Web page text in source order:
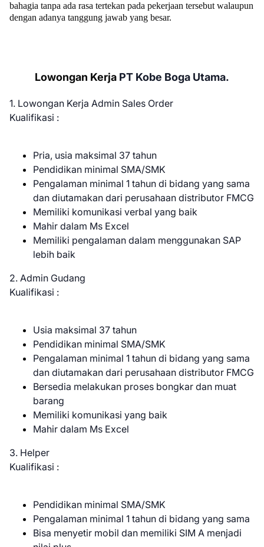
bahagia tanpa ada rasa tertekan pada pekerjaan tersebut walaupun
dengan adanya tanggung jawab yang besar.
Lowongan Kerja PT Kobe Boga Utama.
1. Lowongan Kerja Admin Sales Order
Kualifikasi :
Pria, usia maksimal 37 tahun
Pendidikan minimal SMA/SMK
Pengalaman minimal 1 tahun di bidang yang sama
dan diutamakan dari perusahaan distributor FMCG
Memiliki komunikasi verbal yang baik
Mahir dalam Ms Excel
Memiliki pengalaman dalam menggunakan SAP
lebih baik
2. Admin Gudang
Kualifikasi :
Usia maksimal 37 tahun
Pendidikan minimal SMA/SMK
Pengalaman minimal 1 tahun di bidang yang sama
dan diutamakan dari perusahaan distributor FMCG
Bersedia melakukan proses bongkar dan muat
barang
Memiliki komunikasi yang baik
Mahir dalam Ms Excel
3. Helper
Kualifikasi :
Pendidikan minimal SMA/SMK
Pengalaman minimal 1 tahun di bidang yang sama
Bisa menyetir mobil dan memiliki SIM A menjadi